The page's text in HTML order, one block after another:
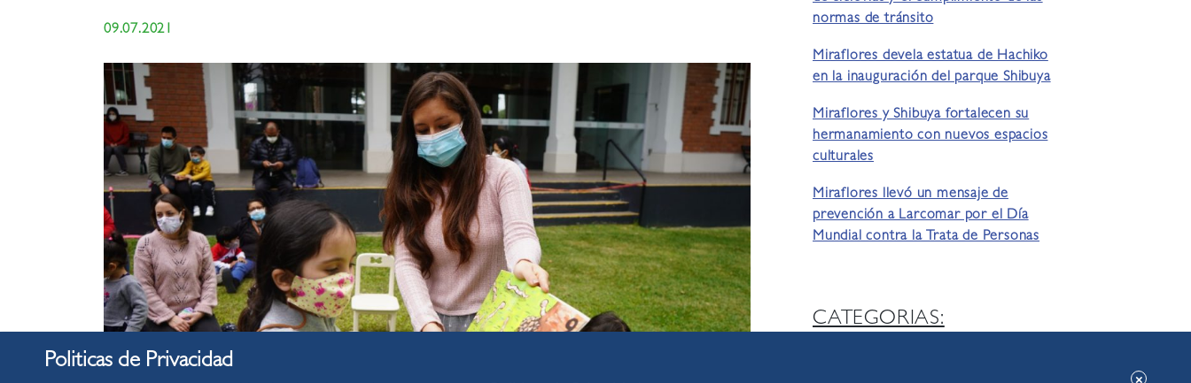
09.07.2021
normas de tránsito
Miraflores devela estatua de Hachiko
en la inauguración del parque Shibuya
Miraflores y Shibuya fortalecen su
hermanamiento con nuevos espacios
culturales
Miraflores llevó un mensaje de
prevención a Larcomar por el Día
Mundial contra la Trata de Personas
CATEGORIAS: